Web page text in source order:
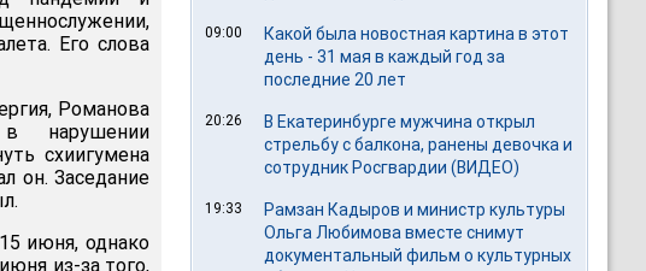
Его слова
Романова
нарушении
схиигумена
он. Заседание
июня, однако
из-за того,
09:00
Какой была новостная картина в этот
день - 31 мая в каждый год за
последние 20 лет
20:26
В Екатеринбурге мужчина открыл
стрельбу с балкона, ранены девочка и
сотрудник Росгвардии (ВИДЕО)
19:33
Рамзан Кадыров и министр культуры
Ольга Любимова вместе снимут
документальный фильм о культурных